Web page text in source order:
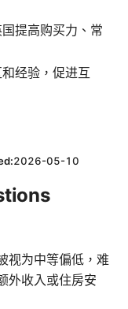
提高购买力、常
经验，促进互
2026-05-10
视为中等偏低，难
外收入或住房安